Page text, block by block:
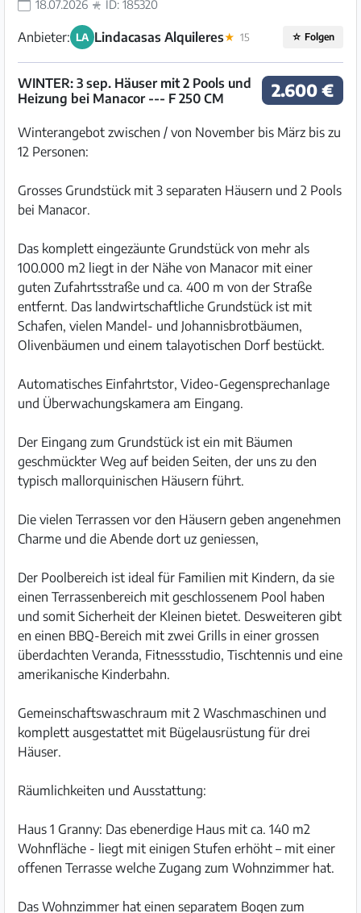
18.07.2026 ID: 185320
Anbieter: LA Lindacasas Alquileres★ 15 ☆ Folgen
2.600 €
WINTER: 3 sep. Häuser mit 2 Pools und
Heizung bei Manacor --- F 250 CM
Winterangebot zwischen / von November bis März bis zu
12 Personen:
Grosses Grundstück mit 3 separaten Häusern und 2 Pools
bei Manacor.
Das komplett eingezäunte Grundstück von mehr als
100.000 m2 liegt in der Nähe von Manacor mit einer
guten Zufahrtsstraße und ca. 400 m von der Straße
entfernt. Das landwirtschaftliche Grundstück ist mit
Schafen, vielen Mandel- und Johannisbrotbäumen,
Olivenbäumen und einem talayotischen Dorf bestückt.
Automatisches Einfahrtstor, Video-Gegensprechanlage
und Überwachungskamera am Eingang.
Der Eingang zum Grundstück ist ein mit Bäumen
geschmückter Weg auf beiden Seiten, der uns zu den
typisch mallorquinischen Häusern führt.
Die vielen Terrassen vor den Häusern geben angenehmen
Charme und die Abende dort uz geniessen,
Der Poolbereich ist ideal für Familien mit Kindern, da sie
einen Terrassenbereich mit geschlossenem Pool haben
und somit Sicherheit der Kleinen bietet. Desweiteren gibt
en einen BBQ-Bereich mit zwei Grills in einer grossen
überdachten Veranda, Fitnessstudio, Tischtennis und eine
amerikanische Kinderbahn.
Gemeinschaftswaschraum mit 2 Waschmaschinen und
komplett ausgestattet mit Bügelausrüstung für drei
Häuser.
Räumlichkeiten und Ausstattung:
Haus 1 Granny: Das ebenerdige Haus mit ca. 140 m2
Wohnfläche - liegt mit einigen Stufen erhöht – mit einer
offenen Terrasse welche Zugang zum Wohnzimmer hat.
Das Wohnzimmer hat einen separatem Bogen zum